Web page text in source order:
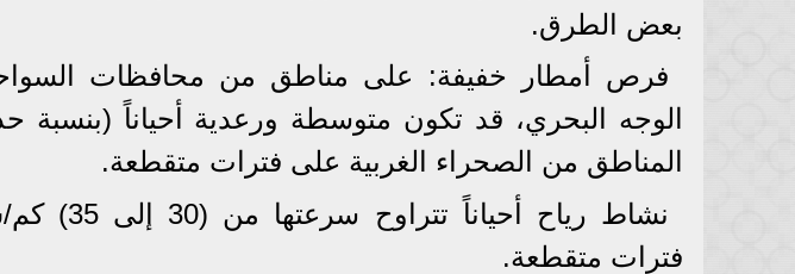
بعض الطرق.
​فرص أمطار خفيفة: ​على مناطق من محافظات
المناطق من الصحراء الغربية على فترات متقطعة.
​نشاط رياح
فترات متقطعة.